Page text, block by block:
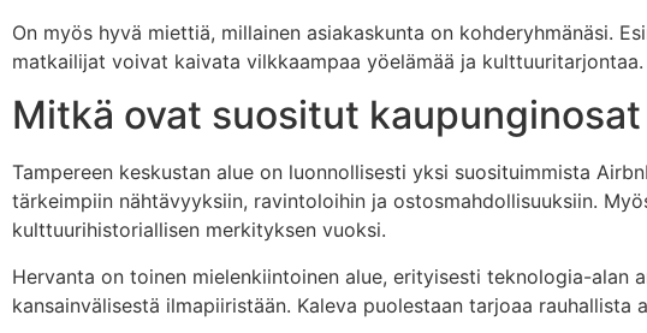
On myös hyvä miettiä, millainen asiakaskunta on kohderyhmänäsi.
matkailijat voivat kaivata vilkkaampaa yöelämää ja kulttuuritarjontaa.
Mitkä ovat suositut
Tampereen keskustan alue on luonnollisesti yksi suosituimmista
tärkeimpiin nähtävyyksiin, ravintoloihin ja ostosmahdollisuuksiin.
kulttuurihistoriallisen merkityksen vuoksi.
Hervanta on toinen mielenkiintoinen alue, erityisesti teknologia-
kansainvälisestä ilmapiiristään. Kaleva puolestaan tarjoaa